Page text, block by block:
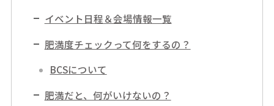
イベント日程＆会場情報一覧
肥満度チェックって何をするの？
BCSについて
肥満だと、何がいけないの？